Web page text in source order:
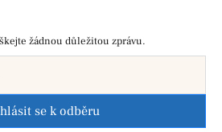
žádnou důležitou zprávu.
se k odběru